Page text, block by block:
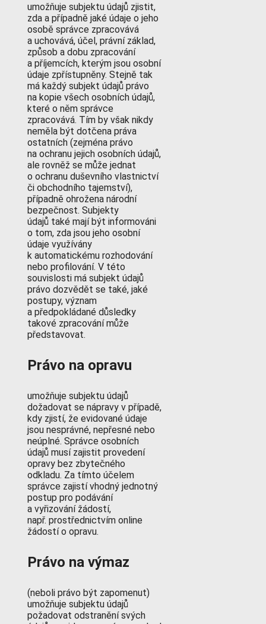
umožňuje subjektu údajů zjistit,
zda a případně jaké údaje o jeho
osobě správce zpracovává
a uchovává, účel, právní základ,
způsob a dobu zpracování
a příjemcích, kterým jsou osobní
údaje zpřístupněny. Stejně tak
má každý subjekt údajů právo
na kopie všech osobních údajů,
které o něm správce
zpracovává. Tím by však nikdy
neměla být dotčena práva
ostatních (zejména právo
na ochranu jejich osobních údajů,
ale rovněž se může jednat
o ochranu duševního vlastnictví
či obchodního tajemství),
případně ohrožena národní
bezpečnost. Subjekty
údajů také mají být informováni
o tom, zda jsou jeho osobní
údaje využívány
k automatickému rozhodování
nebo profilování. V této
souvislosti má subjekt údajů
právo dozvědět se také, jaké
postupy, význam
a předpokládané důsledky
takové zpracování může
představovat.
Právo na opravu
umožňuje subjektu údajů
dožadovat se nápravy v případě,
kdy zjistí, že evidované údaje
jsou nesprávné, nepřesné nebo
neúplné. Správce osobních
údajů musí zajistit provedení
opravy bez zbytečného
odkladu. Za tímto účelem
správce zajistí vhodný jednotný
postup pro podávání
a vyřizování žádostí,
např. prostřednictvím online
žádostí o opravu.
Právo na výmaz
(neboli právo být zapomenut)
umožňuje subjektu údajů
požadovat odstranění svých